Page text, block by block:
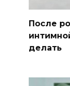
После
делать